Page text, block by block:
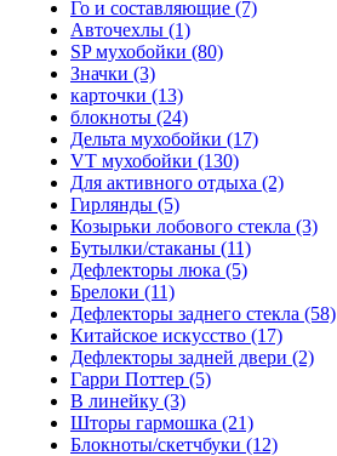
Го и составляющие (7)
Авточехлы (1)
SP мухобойки (80)
Значки (3)
карточки (13)
блокноты (24)
Дельта мухобойки (17)
VT мухобойки (130)
Для активного отдыха (2)
Гирлянды (5)
Козырьки лобового стекла (3)
Бутылки/стаканы (11)
Дефлекторы люка (5)
Брелоки (11)
Дефлекторы заднего стекла (58)
Китайское искусство (17)
Дефлекторы задней двери (2)
Гарри Поттер (5)
В линейку (3)
Шторы гармошка (21)
Блокноты/скетчбуки (12)